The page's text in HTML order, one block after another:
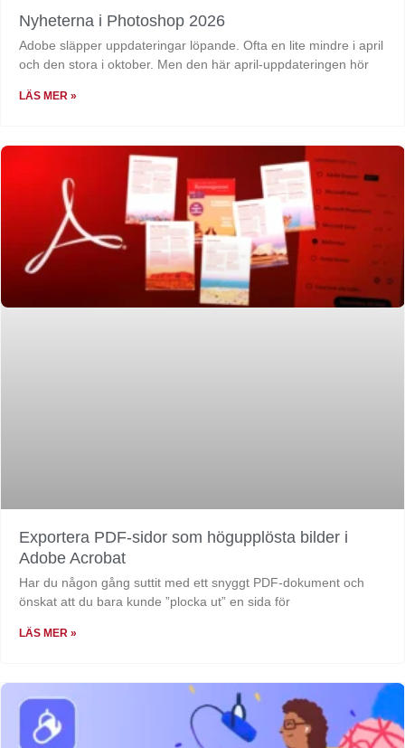
Nyheterna i Photoshop 2026
Adobe släpper uppdateringar löpande. Ofta en lite mindre i april
och den stora i oktober. Men den här april-uppdateringen hör
LÄS MER »
Exportera PDF-sidor som högupplösta bilder i
Adobe Acrobat
Har du någon gång suttit med ett snyggt PDF-dokument och
önskat att du bara kunde ”plocka ut” en sida för
LÄS MER »